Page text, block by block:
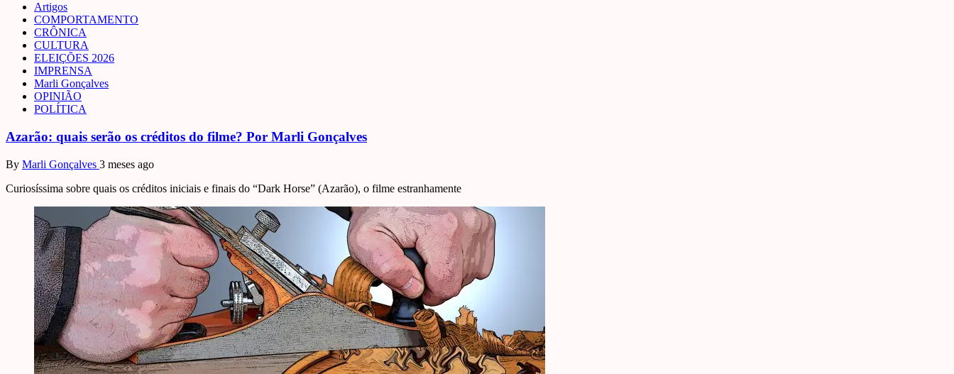
Artigos
COMPORTAMENTO
CRÔNICA
CULTURA
ELEIÇÕES 2026
IMPRENSA
Marli Gonçalves
OPINIÃO
POLÍTICA
Azarão: quais serão os créditos do filme? Por Marli Gonçalves
By Marli Gonçalves 3 meses ago
Curiosíssima sobre quais os créditos iniciais e finais do “Dark Horse” (Azarão), o filme estranhamente